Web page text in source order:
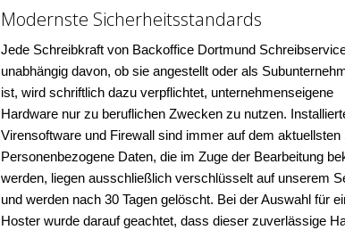
Modernste Sicherheitsstandards
Jede Schreibkraft von Backoffice Dortmund
unabhängig davon, ob sie angestellt oder als
ist, wird schriftlich dazu verpflichtet, unternehmenseigene
Hardware nur zu beruflichen Zwecken zu nutzen.
Virensoftware und Firewall sind immer auf dem aktuellsten
Personenbezogene Daten, die im Zuge der Bearbeitung
werden, liegen ausschließlich verschlüsselt auf unserem
und werden nach 30 Tagen gelöscht. Bei der Auswahl für
Hoster wurde darauf geachtet, dass dieser zuverlässige